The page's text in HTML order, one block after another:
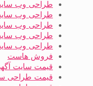
طراحی وب
طراحی وب
طراحی وب
طراحی وب
طراحی وب
فروش هاست
قیمت سایت
قیمت طراحی